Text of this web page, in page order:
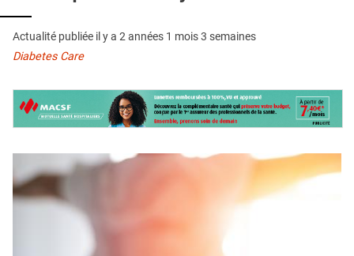
CONDITIONS GÉNÉRALES
CONTACT
Actualité publiée il y a 2 années 1 mois 3 semaines
Diabetes Care